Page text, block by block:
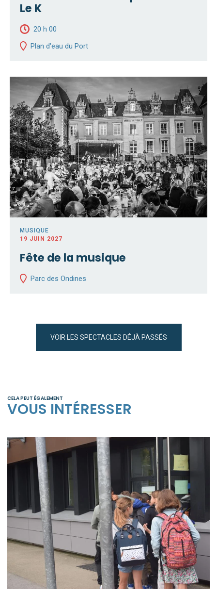
Le K
20 h 00
Plan d'eau du Port
MUSIQUE
19 JUIN 2027
Fête de la musique
Parc des Ondines
VOIR LES SPECTACLES DÉJÀ PASSÉS
CELA PEUT ÉGALEMENT
VOUS INTÉRESSER